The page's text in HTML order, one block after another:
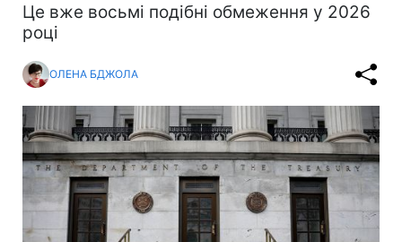
Це вже восьмі подібні обмеження у 2026
році
ОЛЕНА БДЖОЛА